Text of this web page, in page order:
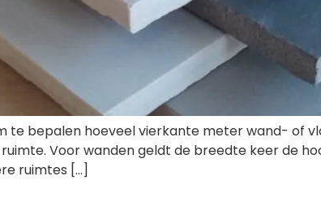
te bepalen hoeveel vierkante meter wand- of
Voor wanden geldt de breedte keer de
ruimtes […]